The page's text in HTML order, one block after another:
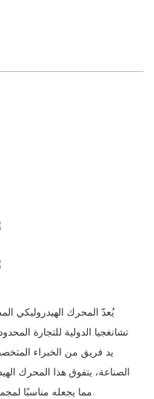
يُعدّ المحرك الهيدروليكي
تشانغجيا الدولية للتجارة
يد فريق من الخبراء
الصناعة، يتفوق هذا المحرك
مما يجعله مناسبًا لمجموعة واسعة من التطبيقات الصناعية.